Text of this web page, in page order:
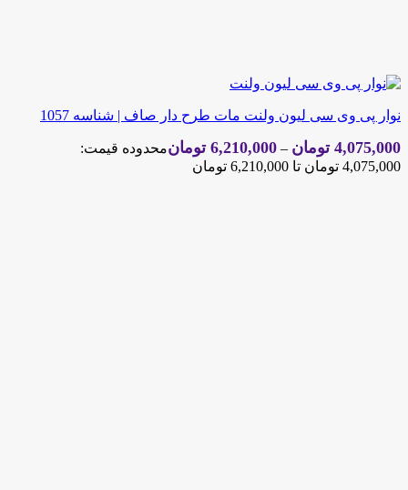
نوار پی وی سی لیون ولنت مات طرح دار صاف | شناسه 1057
4,075,000 تومان –
6,210,000 تومانمحدوده قیمت:
4,075,000 تومان تا 6,210,000 تومان